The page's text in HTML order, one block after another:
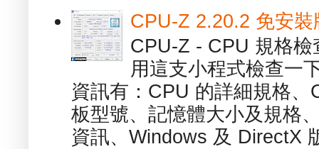
CPU-Z 2.20.2 免安
CPU-Z - CPU 規格
用這支小程式檢查一
資訊有：CPU 的詳細規格
板型號、記憶體大小及規格
資訊、Windows 及 DirectX